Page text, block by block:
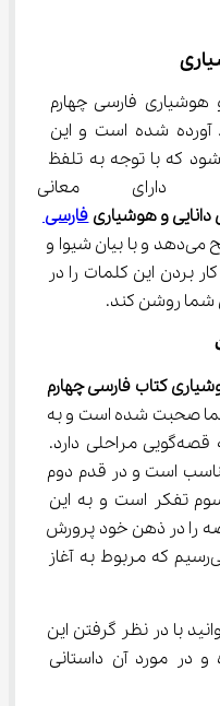
فارسی چهارم
آورده شده است و این
موضوع به شما آموزش داده می‌شود که با توجه به تلفظ
دارای
و هوشیاری فارسی
این موارد را برای شما توضیح می‌دهد و با بیان شیوا و
نحوه به کار بردن این کلمات را در
شما روشن کند.
کتاب فارسی چهارم
برای شما صحبت شده است و به
این موضوع اشاره شده است که قصه‌گویی مراحلی دارد.
شروع مناسب است و در قدم دوم
تفکر است و به این
را در ذهن خود پرورش
دهید. در نهایت به قدم چهارم می‌رسیم که مربوط به آغاز
به قصه‌گویی علاقه دارید می‌توانید با در نظر گرفتن این
در مورد آن داستانی